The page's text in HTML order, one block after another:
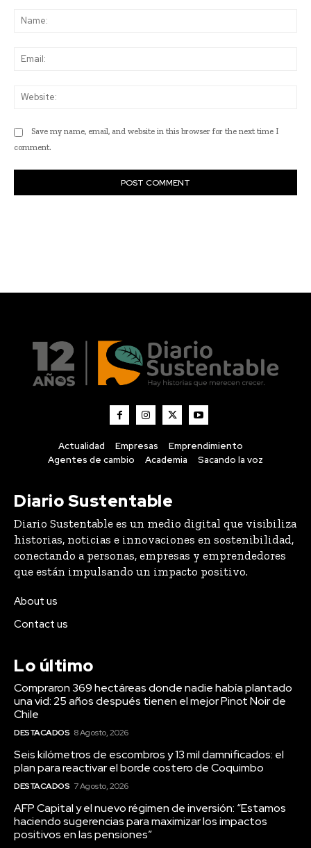
Actualidad Empresas
Emprendimiento
Agentes de cambio
Academia Sacando la voz
Diario Sustentable
Diario Sustentable es un medio digital que visibiliza
historias, noticias e innovaciones en sostenibilidad,
conectando a personas, empresas y emprendedores
que están impulsando un impacto positivo.
About us
Contact us
Lo último
Compraron 369 hectáreas donde nadie había plantado
una vid: 25 años después tienen el mejor Pinot Noir de
Chile
DESTACADOS 8 Agosto, 2026
Seis kilómetros de escombros y 13 mil damnificados: el
plan para reactivar el borde costero de Coquimbo
DESTACADOS 7 Agosto, 2026
AFP Capital y el nuevo régimen de inversión: “Estamos
haciendo sugerencias para maximizar los impactos
positivos en las pensiones”